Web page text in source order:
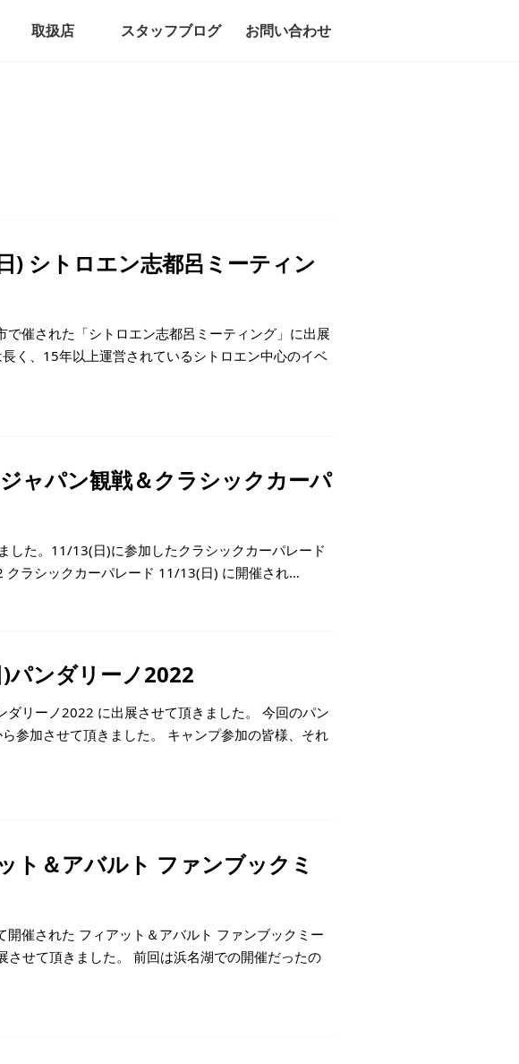
取扱店 スタッフブログ お問い合わせ
) シトロエン志都呂ミーティン
催された「シトロエン志都呂ミーティング」に出展
く、15年以上運営されているシトロエン中心のイベ
ャパン観戦＆クラシックカーパ
した。11/13(日)に参加したクラシックカーパレード
クラシックカーパレード 11/13(日) に開催され…
パンダリーノ2022
リーノ2022 に出展させて頂きました。 今回のパン
参加させて頂きました。 キャンプ参加の皆様、それ
ト＆アバルト ファンブックミ
催された フィアット＆アバルト ファンブックミー
せて頂きました。 前回は浜名湖での開催だったの